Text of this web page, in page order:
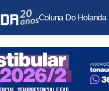
Coluna Do Holanda